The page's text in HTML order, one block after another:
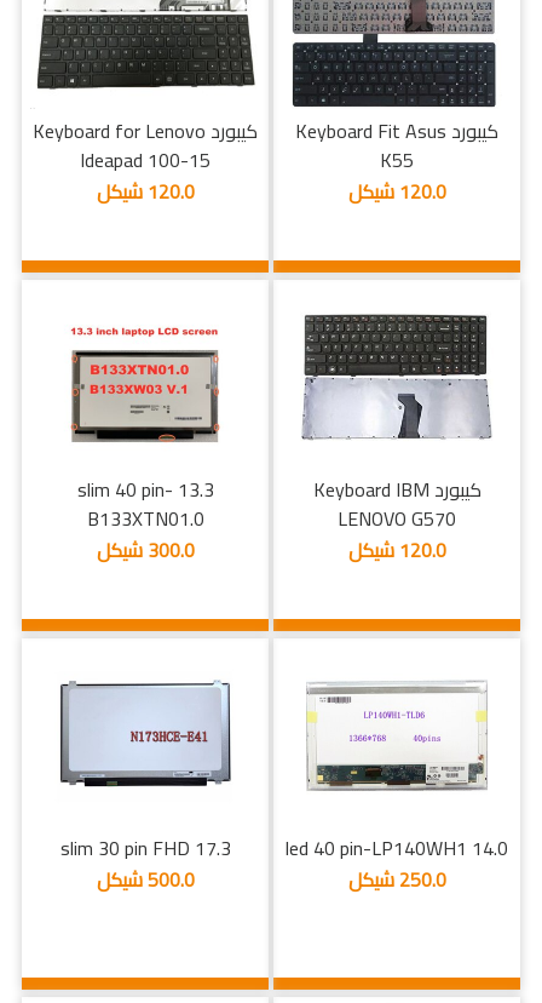
كيبورد Keyboard Fit Asus
K55
120.0 شيكل
كيبورد Keyboard for Lenovo
Ideapad 100-15
120.0 شيكل
كيبورد Keyboard IBM
LENOVO G570
120.0 شيكل
13.3 slim 40 pin-
B133XTN01.0
300.0 شيكل
14.0 led 40 pin-LP140WH1
250.0 شيكل
17.3 slim 30 pin FHD
500.0 شيكل